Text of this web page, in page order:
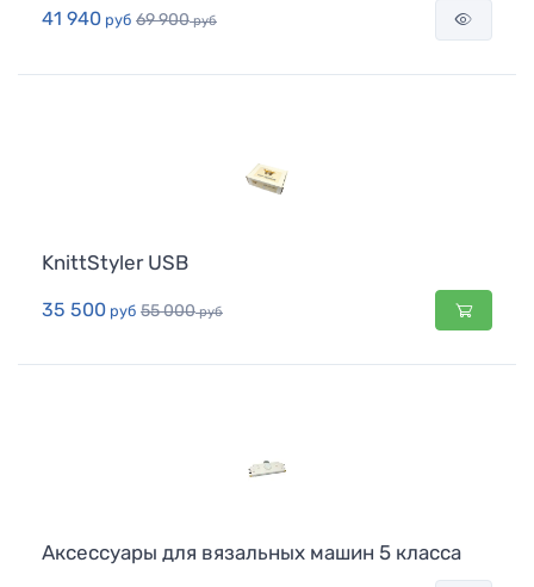
41 940 руб 69 900руб
KnittStyler USB
35 500 руб 55 000руб
Аксессуары для вязальных машин 5 класса